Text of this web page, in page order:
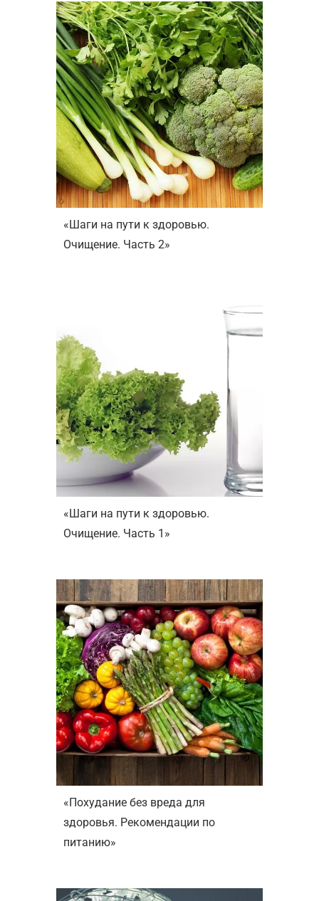
«Шаги на пути к здоровью.
Очищение. Часть 2»
«Шаги на пути к здоровью.
Очищение. Часть 1»
«Похудание без вреда для
здоровья. Рекомендации по
питанию»